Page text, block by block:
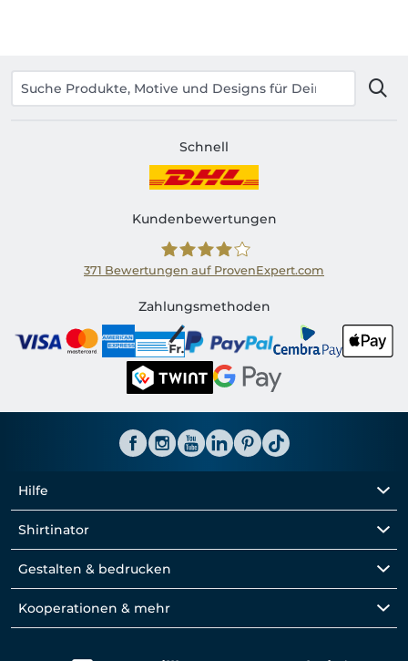
Schnell
Kundenbewertungen
Shirtinator CH
371 Bewertungen auf ProvenExpert.com
Zahlungsmethoden
Hilfe
Shirtinator
Gestalten & bedrucken
Kooperationen & mehr